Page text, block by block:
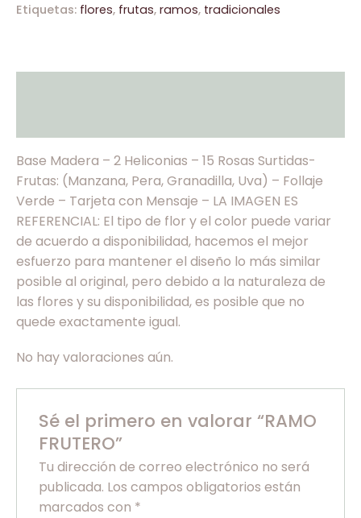
Etiquetas: flores, frutas, ramos, tradicionales
Base Madera – 2 Heliconias – 15 Rosas Surtidas-
Frutas: (Manzana, Pera, Granadilla, Uva) – Follaje
Verde – Tarjeta con Mensaje – LA IMAGEN ES
REFERENCIAL: El tipo de flor y el color puede variar
de acuerdo a disponibilidad, hacemos el mejor
esfuerzo para mantener el diseño lo más similar
posible al original, pero debido a la naturaleza de
las flores y su disponibilidad, es posible que no
quede exactamente igual.
No hay valoraciones aún.
Sé el primero en valorar “RAMO
FRUTERO”
Tu dirección de correo electrónico no será
publicada. Los campos obligatorios están
marcados con *